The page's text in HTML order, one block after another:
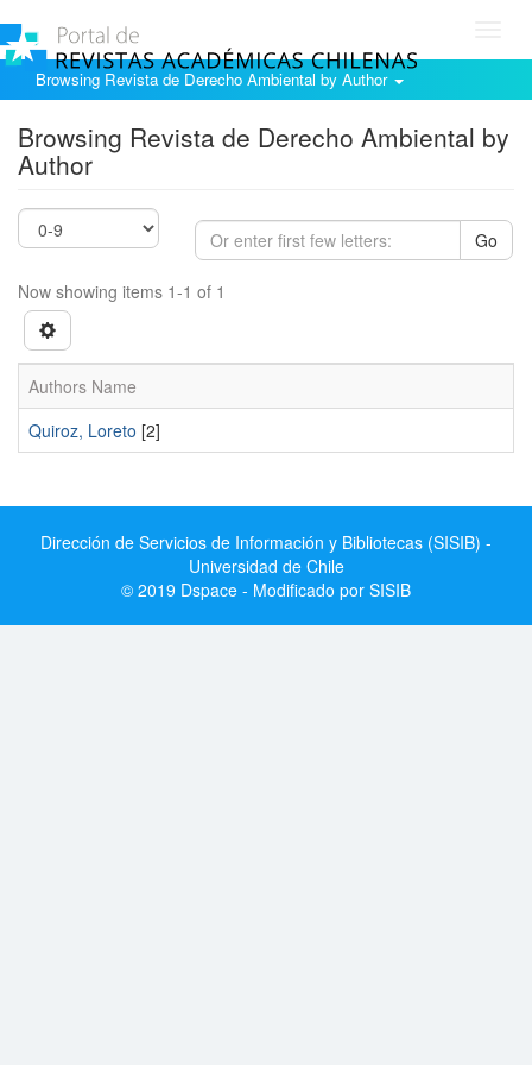
Browsing Revista de Derecho Ambiental by Author
Browsing Revista de Derecho Ambiental by
Author
Go
Now showing items 1-1 of 1
Authors Name
Quiroz, Loreto [2]
Dirección de Servicios de Información y Bibliotecas (SISIB) -
Universidad de Chile
© 2019 Dspace - Modificado por SISIB